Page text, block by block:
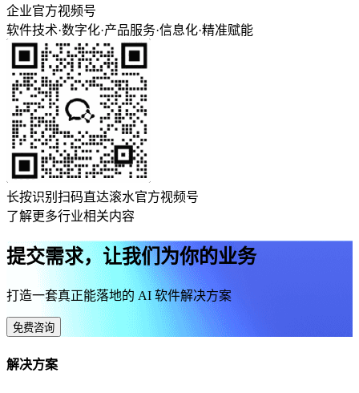
企业官方视频号
软件技术·数字化·产品服务·信息化·精准赋能
长按识别扫码直达滚水官方视频号
了解更多行业相关内容
提交需求，让我们为你的业务
打造一套真正能落地的 AI 软件解决方案
免费咨询
解决方案